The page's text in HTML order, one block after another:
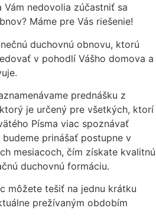
nedovolia zúčastniť sa
Máme pre Vás riešenie!
duchovnú obnovu, ktorú
v pohodlí Vášho domova a
prednášku z
je určený pre všetkých, ktorí
Písma viac spoznávať
prinášať postupne v
mesiacoch, čím získate kvalitnú
duchovnú formáciu.
môžete tešiť na jednu krátku
prežívaným obdobím